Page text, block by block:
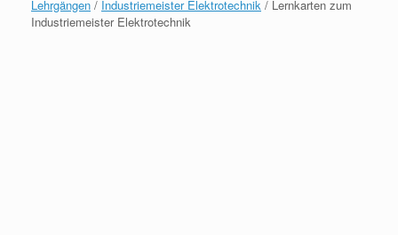
Lehrgängen / Industriemeister Elektrotechnik / Lernkarten zum
Industriemeister Elektrotechnik